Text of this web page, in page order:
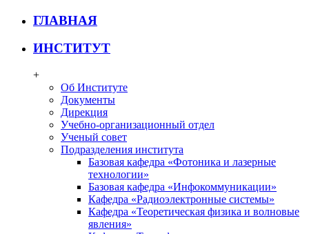
ГЛАВНАЯ
ИНСТИТУТ
+
Об Институте
Документы
Дирекция
Учебно-организационный отдел
Ученый совет
Подразделения института
Базовая кафедра «Фотоника и лазерные
технологии»
Базовая кафедра «Инфокоммуникации»
Кафедра «Радиоэлектронные системы»
Кафедра «Теоретическая физика и волновые
явления»